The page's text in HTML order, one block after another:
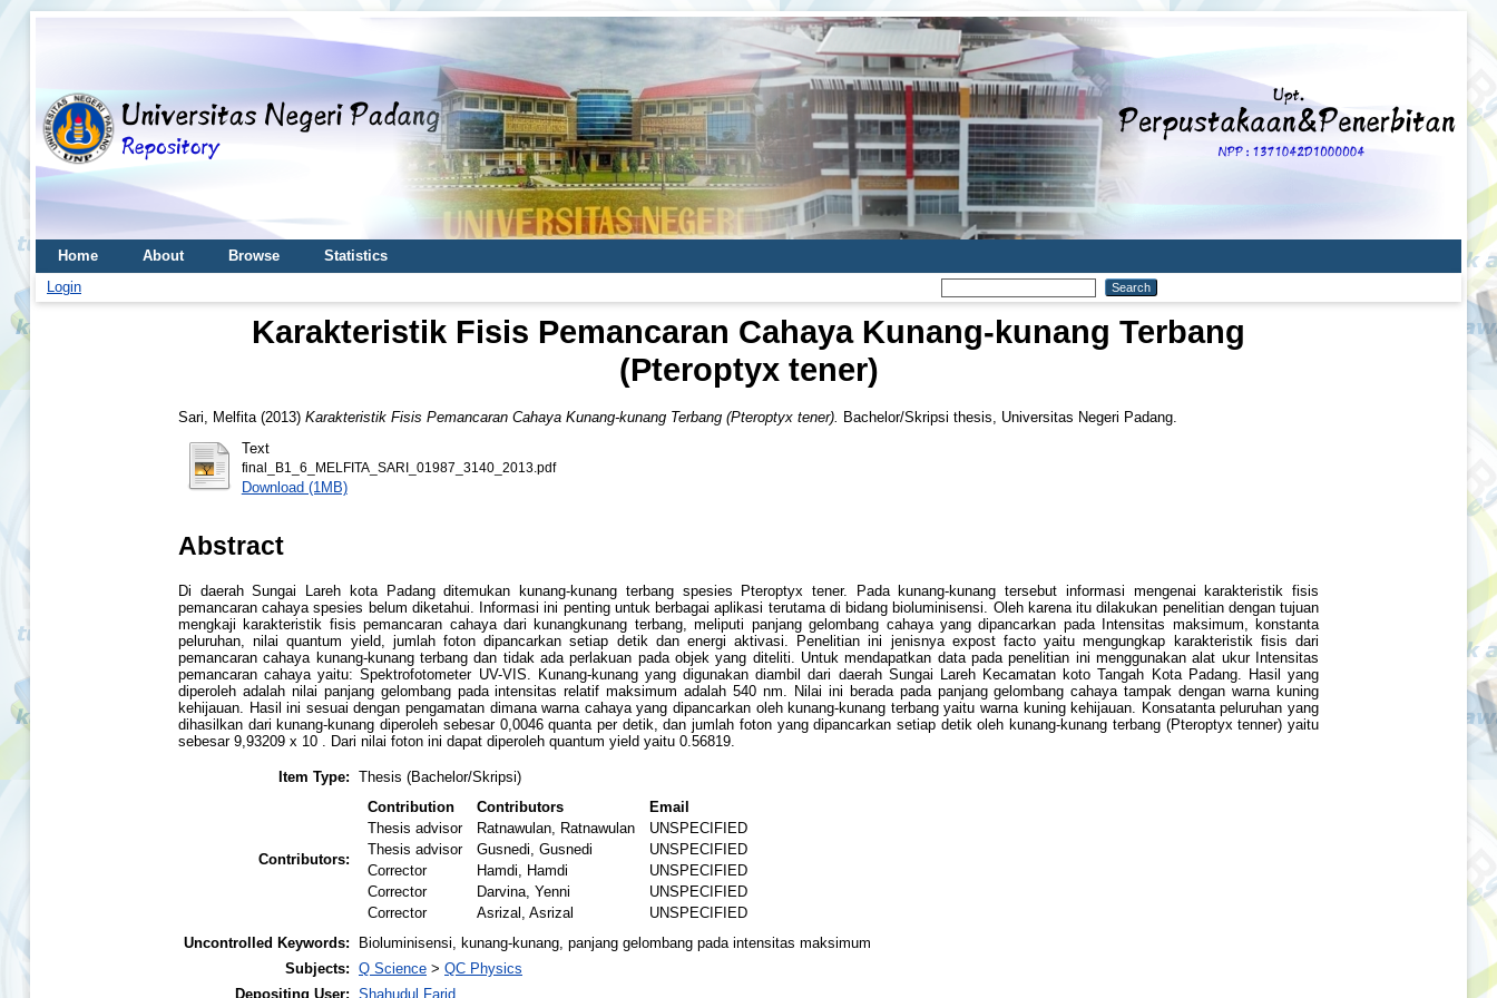
Home About Browse
Statistics
Login
Karakteristik Fisis Pemancaran Cahaya Kunang-kunang Terbang
(Pteroptyx tener)
Sari, Melfita (2013) Karakteristik Fisis Pemancaran Cahaya Kunang-kunang Terbang (Pteroptyx tener).
Bachelor/Skripsi thesis, Universitas Negeri Padang.
Text
final_B1_6_MELFITA_SARI_01987_3140_2013.pdf
Download (1MB)
Abstract
Di daerah Sungai Lareh kota Padang ditemukan kunang-kunang terbang spesies Pteroptyx tener. Pada kunang-kunang tersebut informasi mengenai karakteristik fisis
pemancaran cahaya spesies belum diketahui. Informasi ini penting untuk berbagai aplikasi terutama di bidang bioluminisensi. Oleh karena itu dilakukan penelitian dengan tujuan
mengkaji karakteristik fisis pemancaran cahaya dari kunangkunang terbang, meliputi panjang gelombang cahaya yang dipancarkan pada Intensitas maksimum, konstanta
peluruhan, nilai quantum yield, jumlah foton dipancarkan setiap detik dan energi aktivasi. Penelitian ini jenisnya expost facto yaitu mengungkap karakteristik fisis dari
pemancaran cahaya kunang-kunang terbang dan tidak ada perlakuan pada objek yang diteliti. Untuk mendapatkan data pada penelitian ini menggunakan alat ukur Intensitas
pemancaran cahaya yaitu: Spektrofotometer UV-VIS. Kunang-kunang yang digunakan diambil dari daerah Sungai Lareh Kecamatan koto Tangah Kota Padang. Hasil yang
diperoleh adalah nilai panjang gelombang pada intensitas relatif maksimum adalah 540 nm. Nilai ini berada pada panjang gelombang cahaya tampak dengan warna kuning
kehijauan. Hasil ini sesuai dengan pengamatan dimana warna cahaya yang dipancarkan oleh kunang-kunang terbang yaitu warna kuning kehijauan. Konsatanta peluruhan yang
dihasilkan dari kunang-kunang diperoleh sebesar 0,0046 quanta per detik, dan jumlah foton yang dipancarkan setiap detik oleh kunang-kunang terbang (Pteroptyx tenner) yaitu
sebesar 9,93209 x 10 . Dari nilai foton ini dapat diperoleh quantum yield yaitu 0.56819.
Item Type: Thesis (Bachelor/Skripsi)
Contributors:
Contribution Contributors
Email
Thesis advisor
Ratnawulan, Ratnawulan
UNSPECIFIED
Thesis advisor
Gusnedi, Gusnedi
UNSPECIFIED
Corrector
Hamdi, Hamdi
UNSPECIFIED
Corrector
Darvina, Yenni
UNSPECIFIED
Corrector
Asrizal, Asrizal
UNSPECIFIED
Uncontrolled Keywords:
Bioluminisensi, kunang-kunang, panjang gelombang pada intensitas maksimum
Subjects: Q Science > QC Physics
Depositing User: Shahudul Farid